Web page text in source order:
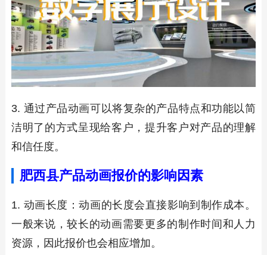
3. 通过产品动画可以将复杂的产品特点和功能以简
洁明了的方式呈现给客户，提升客户对产品的理解
和信任度。
肥西县产品动画报价的影响因素
1. 动画长度：动画的长度会直接影响到制作成本。
一般来说，较长的动画需要更多的制作时间和人力
资源，因此报价也会相应增加。